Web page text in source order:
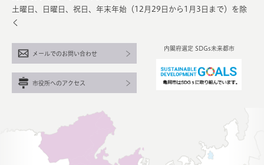
土曜日、日曜日、祝日、年末年始（12月29日から1月3日まで）を除
く
内閣府選定 SDGs未来都市
メールでのお問い合わせ
市役所へのアクセス